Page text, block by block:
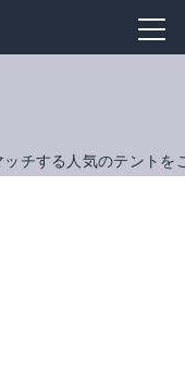
チする人気のテントを